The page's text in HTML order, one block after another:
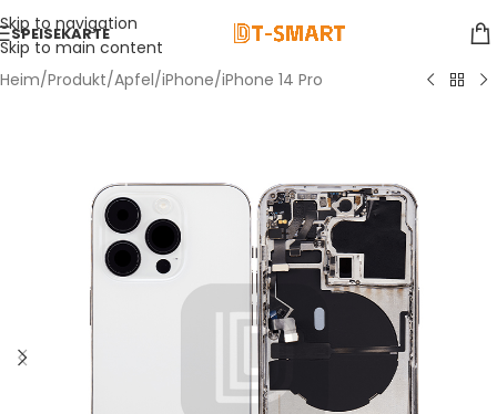
Skip to navigation
Skip to main content
SPEISEKARTE
Heim/Produkt/Apfel/iPhone/iPhone 14 Pro